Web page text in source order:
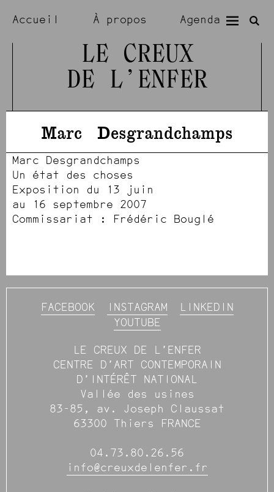
Accueil À propos Agenda
Expositions Résidences
Artistes
LE CREUX
DE L’ENFER
Marc Desgrandchamps
Marc Desgrandchamps
Un état des choses
Exposition du 13 juin
au 16 septembre 2007
Commissariat : Frédéric Bouglé
FACEBOOK INSTAGRAM
LINKEDIN
YOUTUBE
LE CREUX DE L’ENFER
CENTRE D’ART CONTEMPORAIN
D’INTÉRÊT NATIONAL
Vallée des usines
83-85, av. Joseph Claussat
63300 Thiers FRANCE
04.73.80.26.56
info@creuxdelenfer.fr